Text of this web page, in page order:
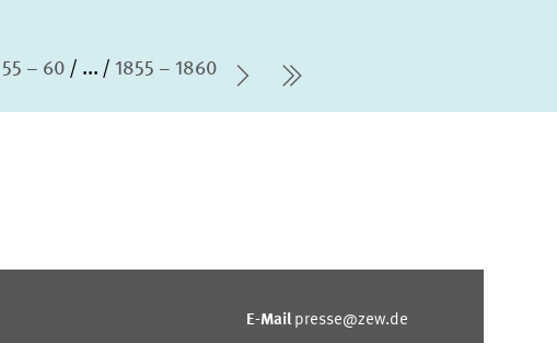
55 – 60 ... 1855 – 1860
Nächste Seite
letzte Seite
E-Mail presse@zew.de